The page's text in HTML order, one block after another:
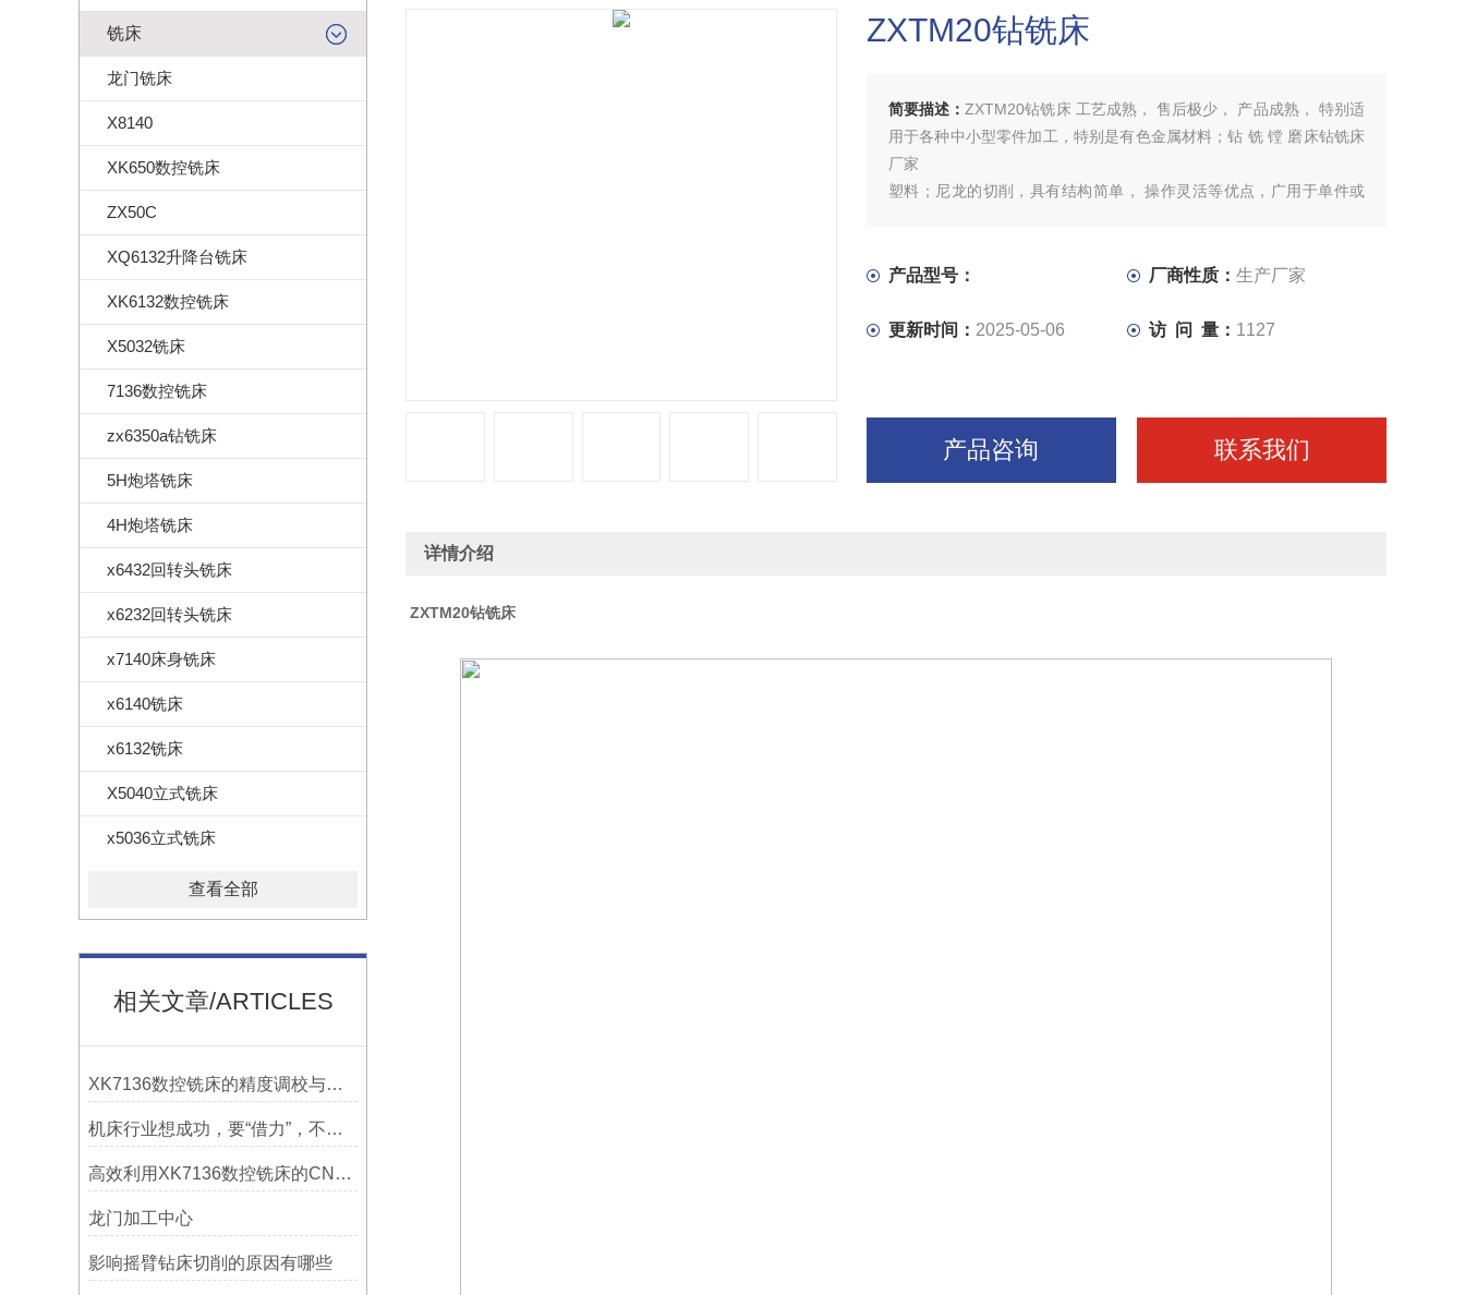
铣床
龙门铣床
X8140
XK650数控铣床
ZX50C
XQ6132升降台铣床
XK6132数控铣床
X5032铣床
7136数控铣床
zx6350a钻铣床
5H炮塔铣床
4H炮塔铣床
x6432回转头铣床
x6232回转头铣床
x7140床身铣床
x6140铣床
x6132铣床
X5040立式铣床
x5036立式铣床
查看全部
相关文章/ARTICLES
XK7136数控铣床的精度调校与性能优化
机床行业想成功，要“借力”，不要“尽力”！
高效利用XK7136数控铣床的CNC系统？
龙门加工中心
影响摇臂钻床切削的原因有哪些
ZXTM20钻铣床
简要描述： ZXTM20钻铣床 工艺成熟， 售后极少， 产品成熟， 特别适
用于各种中小型零件加工，特别是有色金属材料；钻 铣 镗 磨床钻铣床
厂家
塑料；尼龙的切削，具有结构简单， 操作灵活等优点，广用于单件或
工作前必须穿好工作服，扎好袖口，不准围围巾， 严禁戴手套， 女工
产品型号： 厂商性质： 生产厂家
更新时间： 2025-05-06 访 问 量： 1127
产品咨询 联系我们
详情介绍
ZXTM20钻铣床